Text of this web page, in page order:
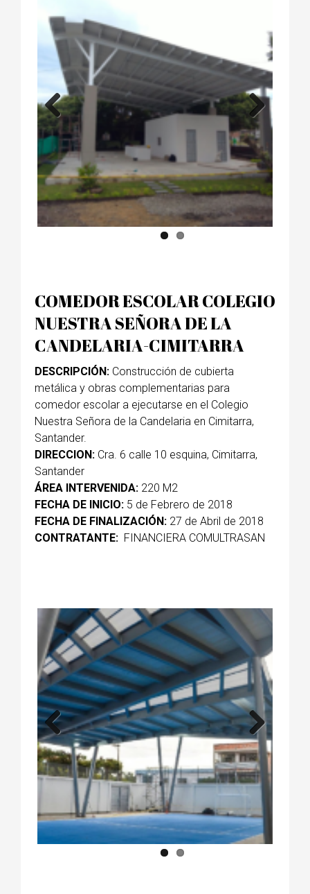
Previous Next
COMEDOR ESCOLAR COLEGIO
NUESTRA SEÑORA DE LA
CANDELARIA-CIMITARRA
DESCRIPCIÓN: Construcción de cubierta
metálica y obras complementarias para
comedor escolar a ejecutarse en el Colegio
Nuestra Señora de la Candelaria en Cimitarra,
Santander.
DIRECCION: Cra. 6 calle 10 esquina, Cimitarra,
Santander
ÁREA INTERVENIDA: 220 M2
FECHA DE INICIO: 5 de Febrero de 2018
FECHA DE FINALIZACIÓN: 27 de Abril de 2018
CONTRATANTE: FINANCIERA COMULTRASAN
Previous Next